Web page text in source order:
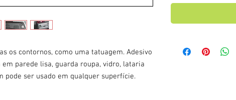
os contornos, como uma tatuagem. Adesivo
parede lisa, guarda roupa, vidro, lataria
pode ser usado em qualquer superfície.